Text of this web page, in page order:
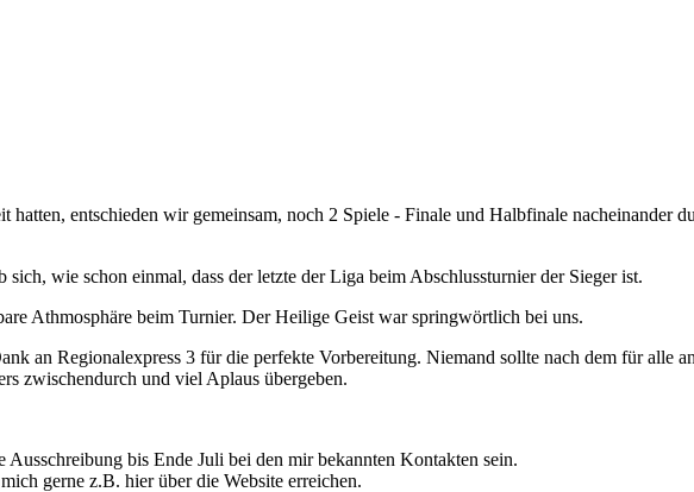
entschieden wir gemeinsam, noch 2 Spiele - Finale und Halbfinale nacheinander
wie schon einmal, dass der letzte der Liga beim Abschlussturnier der Sieger ist.
Athmosphäre beim Turnier. Der Heilige Geist war springwörtlich bei uns.
an Regionalexpress 3 für die perfekte Vorbereitung. Niemand sollte nach dem für alle
zwischendurch und viel Aplaus übergeben.
Ausschreibung bis Ende Juli bei den mir bekannten Kontakten sein.
gerne z.B. hier über die Website erreichen.